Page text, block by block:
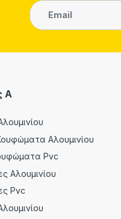
A
Αλουμινίου
Pvc
Αλουμινίου
Pvc